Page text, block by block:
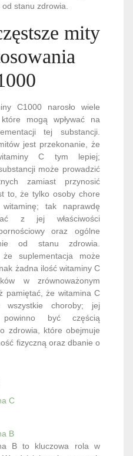
stanu zdrowia.
mity
C1000 narosło wiele
mogą wpływać na
tej substancji.
jest przekonanie, że
C tym lepiej;
może prowadzić
zamiast przynosić
to, że tylko osoby chore
tak naprawdę
z jej właściwości
oraz ogólne
od stanu zdrowia.
suplementacja może
żadna ilość witaminy C
w zrównoważonym
pamiętać, że witamina C
choroby; jej
powinno być częścią
zdrowia, które obejmuje
fizyczną oraz dbanie o
C
B
B to kluczowa rola w